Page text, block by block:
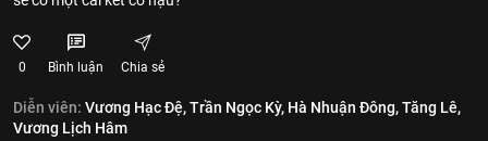
0 Bình luận Chia sẻ
Diễn viên: Vương Hạc Đệ,Trần Ngọc Kỳ, Hà Nhuận Đông,Tăng Lê,
Vương Lịch Hâm